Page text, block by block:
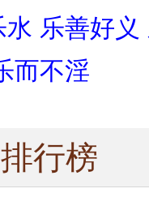
水 乐善好义
而不淫
行榜